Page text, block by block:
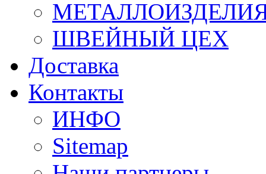
ШВЕЙНЫЙ ЦЕХ
Доставка
Контакты
ИНФО
Sitemap